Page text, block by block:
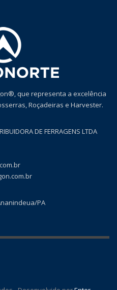
que representa a excelência
Roçadeiras e Harvester.
DE FERRAGENS LTDA
PA